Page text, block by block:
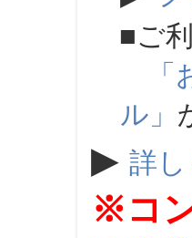
■ご
ル」
▶ 詳
※コ